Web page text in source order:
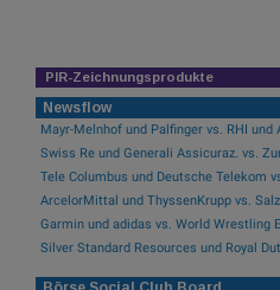
PIR-Zeichnungsprodukte
Newsflow
Mayr-Melnhof und Palfinger vs. RHI und
Swiss Re und Generali Assicuraz. vs.
Tele Columbus und Deutsche Telekom
ArcelorMittal und ThyssenKrupp vs.
Garmin und adidas vs. World Wrestling
Silver Standard Resources und Royal